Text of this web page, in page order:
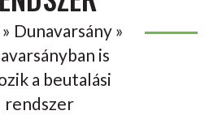
Dunavarsány »
is
a beutalási
rendszer